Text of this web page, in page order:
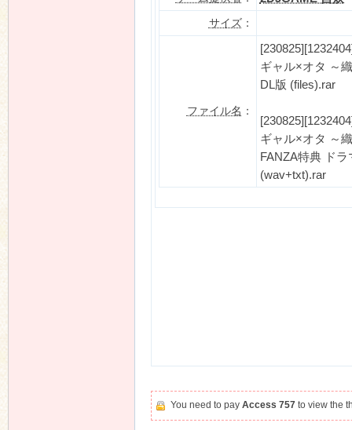
サイズ：
ファイル名 ：
ギャル×オタ ～
DL版 (files).rar
ギャル×オタ ～
FANZA特典 ド
(wav+txt).rar
You need to pay Access 757 to view the